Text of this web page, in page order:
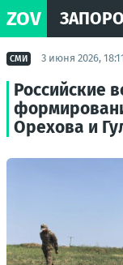
ZOV
СМИ 3 июня 2026,
Российские
Орехова и